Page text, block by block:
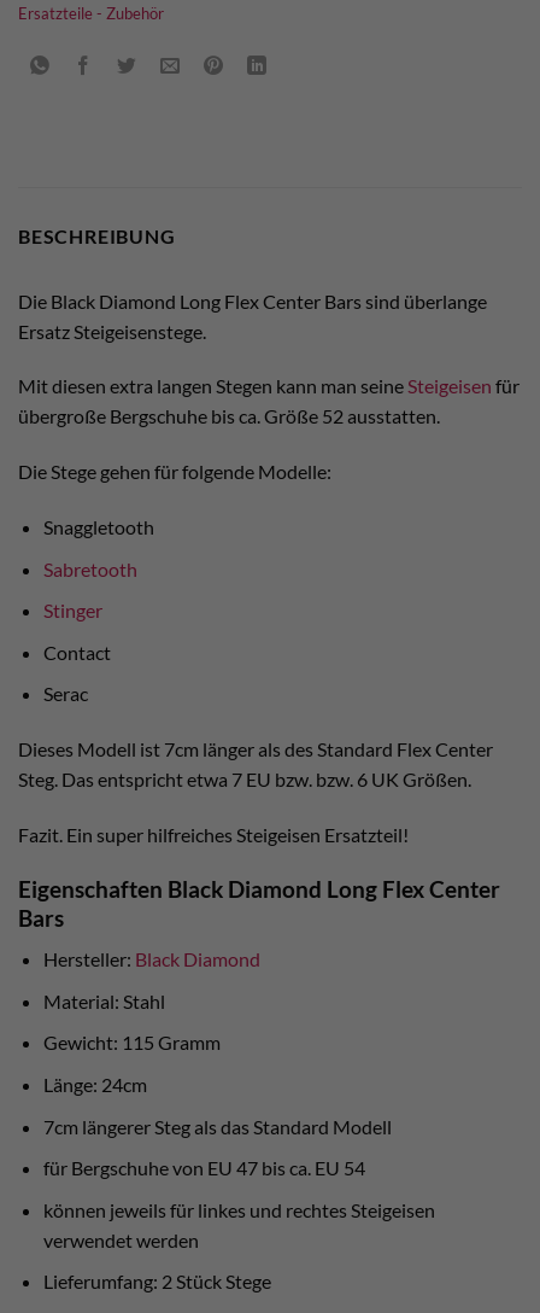
Ersatzteile - Zubehör
BESCHREIBUNG
Die Black Diamond Long Flex Center Bars sind überlange
Ersatz Steigeisenstege.
Mit diesen extra langen Stegen kann man seineSteigeisen für
übergroße Bergschuhe bis ca. Größe 52 ausstatten.
Die Stege gehen für folgende Modelle:
Snaggletooth
Sabretooth
Stinger
Contact
Serac
Dieses Modell ist 7cm länger als des Standard Flex Center
Steg. Das entspricht etwa 7 EU bzw. bzw. 6 UK Größen.
Fazit. Ein super hilfreiches Steigeisen Ersatzteil!
Eigenschaften Black Diamond Long Flex Center
Bars
Hersteller: Black Diamond
Material: Stahl
Gewicht: 115 Gramm
Länge: 24cm
7cm längerer Steg als das Standard Modell
für Bergschuhe von EU 47 bis ca. EU 54
können jeweils für linkes und rechtes Steigeisen
verwendet werden
Lieferumfang: 2 Stück Stege